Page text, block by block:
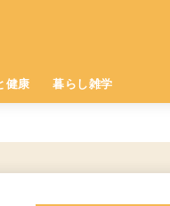
健康 暮らし雑学